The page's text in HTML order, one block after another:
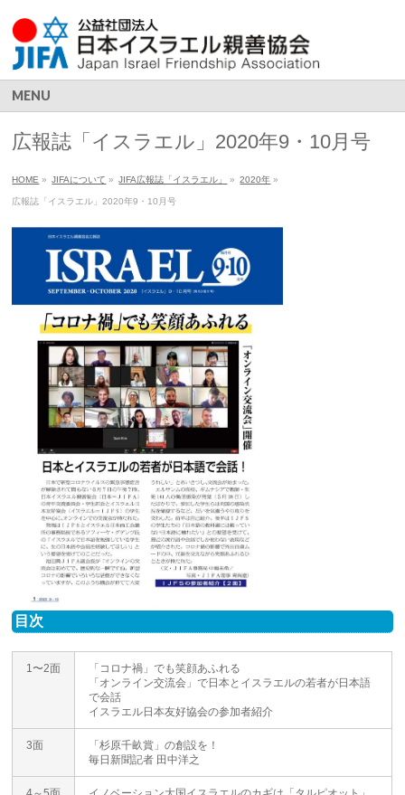
MENU
広報誌「イスラエル」2020年9・10月号
HOME » JIFAについて » JIFA広報誌「イスラエル」 » 2020年 »
広報誌「イスラエル」2020年9・10月号
目次
1〜2面
「コロナ禍」でも笑顔あふれる
「オンライン交流会」で日本とイスラエルの若者が日本語
で会話
イスラエル日本友好協会の参加者紹介
3面
「杉原千畝賞」の創設を！
毎日新聞記者 田中洋之